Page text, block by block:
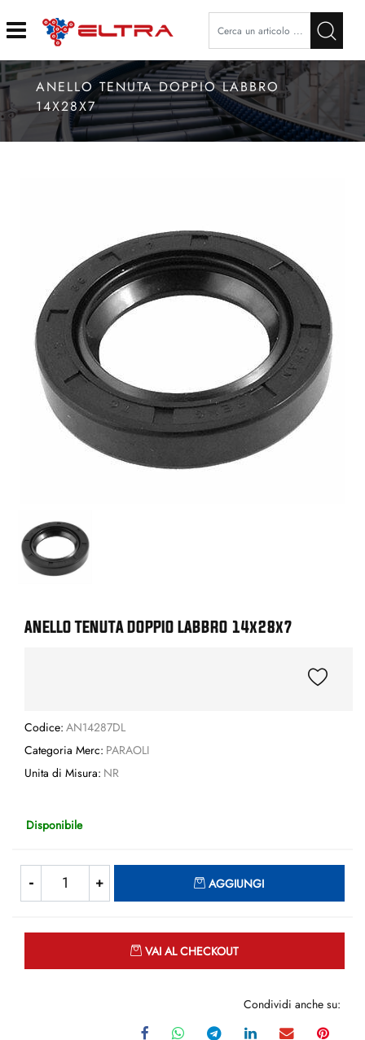
Open
ANELLO TENUTA DOPPIO LABBRO
14X28X7
ANELLO TENUTA DOPPIO LABBRO 14x28x7
Codice: AN14287DL
Categoria Merc: PARAOLI
Unita di Misura: NR
Disponibile
AGGIUNGI
VAI AL CHECKOUT
Condividi anche su: